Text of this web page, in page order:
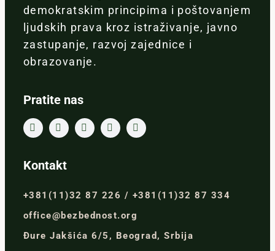
demokratskim principima i poštovanjem
ljudskih prava kroz istraživanje, javno
zastupanje, razvoj zajednice i
obrazovanje.
Pratite nas
Kontakt
+381(11)32 87 226 / +381(11)32 87 334
office@bezbednost.org
Đure Jakšića 6/5, Beograd, Srbija